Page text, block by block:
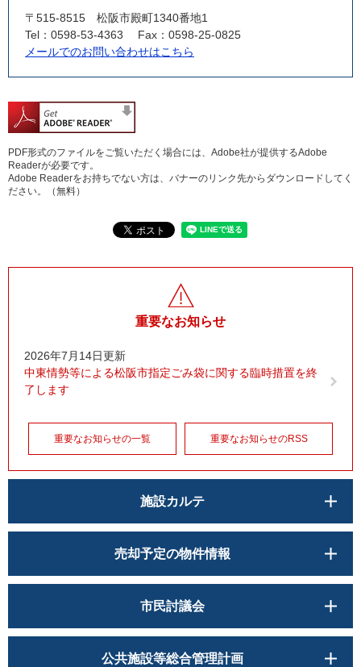
〒515-8515
松阪市殿町1340番地1
Tel：0598-53-4363
Fax：0598-25-0825
メールでのお問い合わせはこちら
PDF形式のファイルをご覧いただく場合には、Adobe社が提供するAdobe
Readerが必要です。
Adobe Readerをお持ちでない方は、バナーのリンク先からダウンロードしてく
ださい。（無料）
重要なお知らせ
2026年7月14日更新
中東情勢等による松阪市指定ごみ袋に関する臨時措置を終
了します
重要なお知らせの一覧 重要なお知らせのRSS
施設カルテ
売却予定の物件情報
市民討議会
公共施設等総合管理計画